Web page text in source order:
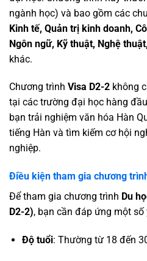
ngành học) và bao gồm các
Kinh tế, Quản trị kinh doanh,
Ngôn ngữ, Kỹ thuật, Nghệ
khác.
Chương trình Visa D2-2 không
tại các trường đại học hàng
bạn trải nghiệm văn hóa Hàn
tiếng Hàn và tìm kiếm cơ hội
nghiệp.
Điều kiện tham gia chương
Để tham gia chương trình Du
D2-2), bạn cần đáp ứng một
Độ tuổi: Thường từ 18 đến